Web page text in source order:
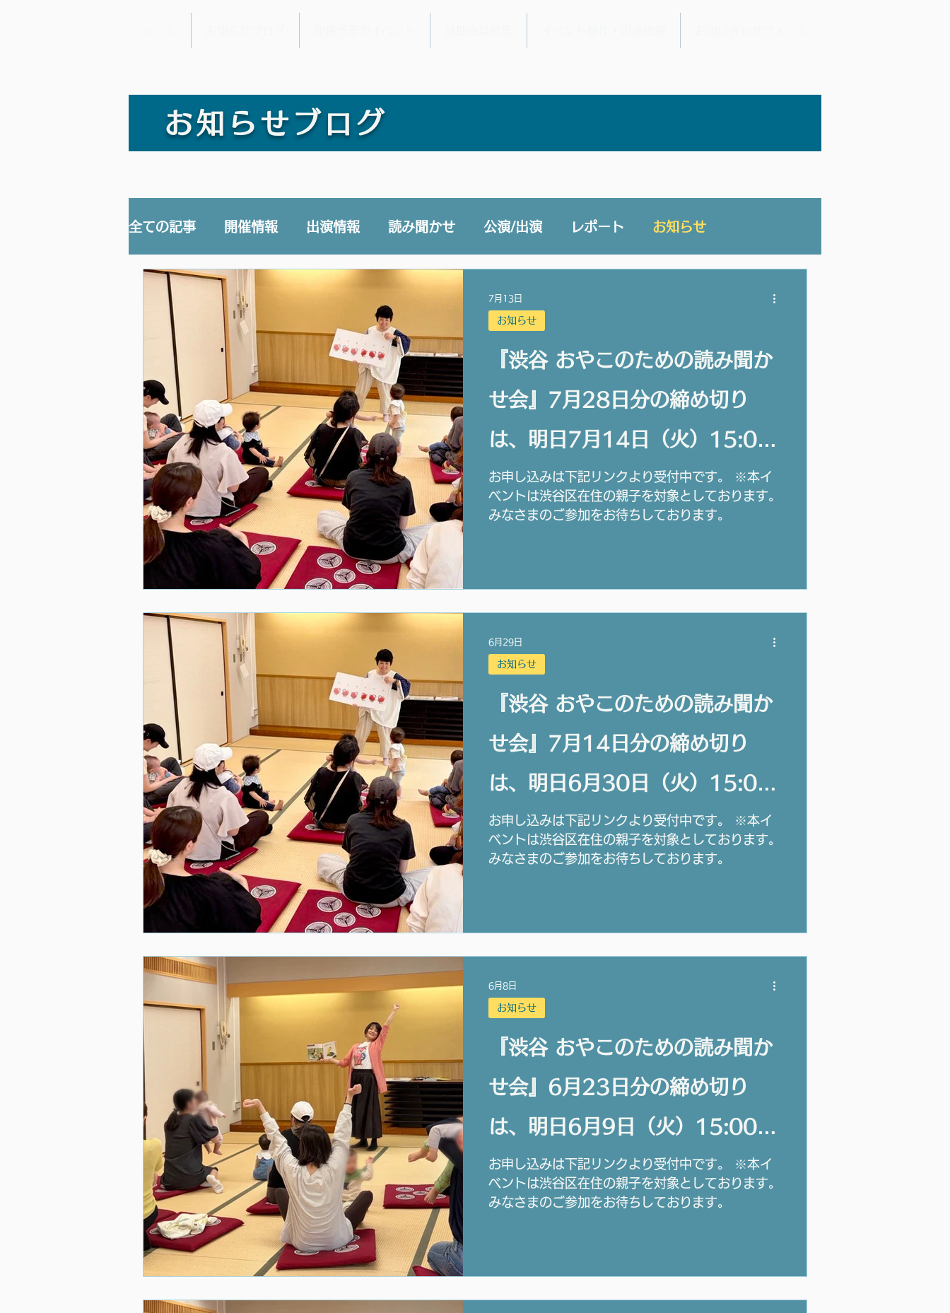
お知らせブログ
全ての記事 開催情報 出演情報 読み聞かせ 公演/出演 レポート お知らせ
講演/講座 YouTube 声と未来チャンネル
『渋谷 おやこのための読み聞か
せ会』7月28日分の締め切り
は、明日7月14日（火）15:00
までです。
お申し込みは下記リンクより受付中です。 ※本イ
ベントは渋谷区在住の親子を対象としております。
みなさまのご参加をお待ちしております。
お知らせ
7月13日
『渋谷 おやこのための読み聞か
せ会』7月14日分の締め切り
は、明日6月30日（火）15:00
までです。
お申し込みは下記リンクより受付中です。 ※本イ
ベントは渋谷区在住の親子を対象としております。
みなさまのご参加をお待ちしております。
お知らせ
6月29日
『渋谷 おやこのための読み聞か
せ会』6月23日分の締め切り
は、明日6月9日（火）15:00ま
でです。
お申し込みは下記リンクより受付中です。 ※本イ
ベントは渋谷区在住の親子を対象としております。
みなさまのご参加をお待ちしております。
お知らせ
6月8日